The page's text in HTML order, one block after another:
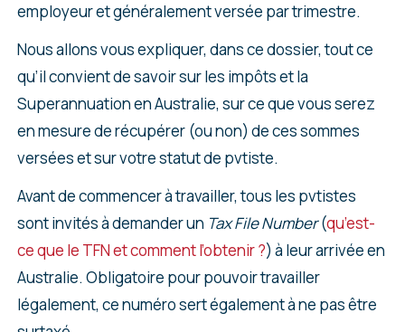
employeur et généralement versée par trimestre.
Nous allons vous expliquer, dans ce dossier, tout ce
qu’il convient de savoir sur les impôts et la
Superannuation en Australie, sur ce que vous serez
en mesure de récupérer (ou non) de ces sommes
versées et sur votre statut de pvtiste.
Avant de commencer à travailler, tous les pvtistes
sont invités à demander un Tax File Number(qu’est-
ce que le TFN et comment l’obtenir ?) à leur arrivée en
Australie. Obligatoire pour pouvoir travailler
légalement, ce numéro sert également à ne pas être